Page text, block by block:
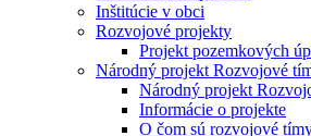
Inštitúcie v obci
Rozvojové projekty
Projekt pozemkových
Národný projekt Rozvojové
Národný projekt
Informácie o projekte
O čom sú rozvojové